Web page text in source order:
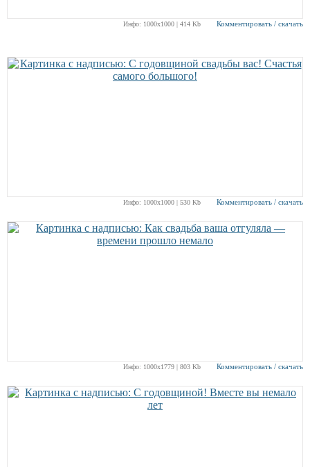
Инфо: 1000х1000 | 414 Kb Комментировать / скачать
Инфо: 1000х1000 | 530 Kb Комментировать / скачать
Инфо: 1000х1779 | 803 Kb Комментировать / скачать